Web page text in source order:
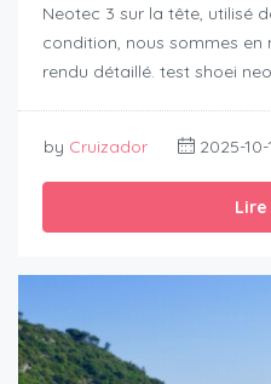
Neotec 3 sur la tête, utilisé
condition, nous sommes en
rendu détaillé. test shoei
by Cruizador 2025-10-